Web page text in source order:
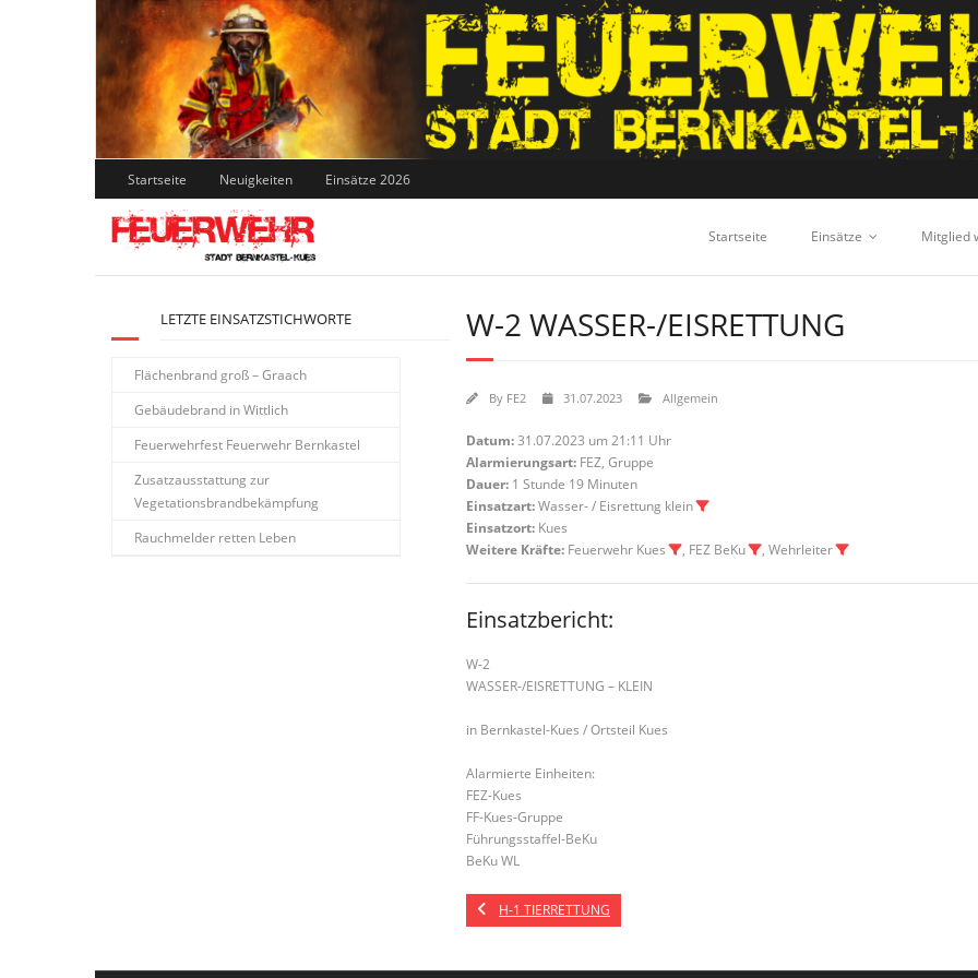
Skip
to
content
Startseite Neuigkeiten Einsätze 2026
Startseite Einsätze Mitglied
W-2 WASSER-/EISRETTUNG
By FE2 31.07.2023 Allgemein
Datum:31.07.2023 um 21:11 Uhr
Alarmierungsart: FEZ, Gruppe
Dauer: 1 Stunde 19 Minuten
Einsatzart:Wasser- / Eisrettung klein
Einsatzort: Kues
Weitere Kräfte: Feuerwehr Kues , FEZ BeKu , Wehrleiter
Einsatzbericht:
W-2
WASSER-/EISRETTUNG – KLEIN
in Bernkastel-Kues / Ortsteil Kues
Alarmierte Einheiten:
FEZ-Kues
FF-Kues-Gruppe
Führungsstaffel-BeKu
BeKu WL
H-1 TIERRETTUNG
LETZTE EINSATZSTICHWORTE
Flächenbrand groß – Graach
Gebäudebrand in Wittlich
Feuerwehrfest Feuerwehr Bernkastel
Zusatzausstattung zur
Vegetationsbrandbekämpfung
Rauchmelder retten Leben